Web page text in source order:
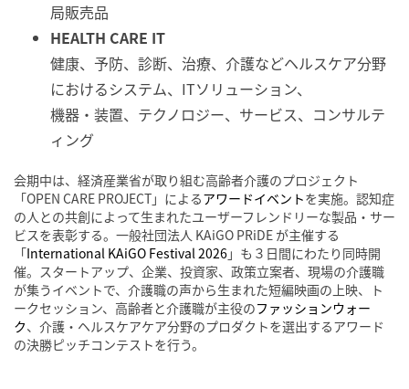
局販売品
HEALTH CARE IT
健康、予防、診断、治療、介護などヘルスケア分野
におけるシステム、ITソリューション、
機器・装置、テクノロジー、サービス、コンサルテ
ィング
会期中は、経済産業省が取り組む高齢者介護のプロジェクト
「OPEN CARE PROJECT」によるアワードイベントを実施。認知症
の人との共創によって生まれたユーザーフレンドリーな製品・サー
ビスを表彰する。一般社団法人 KAiGO PRiDE が主催する
「International KAiGO Festival 2026」も３日間にわたり同時開
催。スタートアップ、企業、投資家、政策立案者、現場の介護職
が集うイベントで、介護職の声から生まれた短編映画の上映、ト
ークセッション、高齢者と介護職が主役のファッションウォー
ク、介護・ヘルスケアケア分野のプロダクトを選出するアワード
の決勝ピッチコンテストを行う。